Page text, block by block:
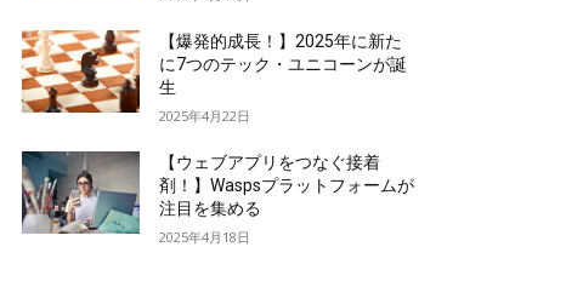
【爆発的成長！】2025年に新た
に7つのテック・ユニコーンが誕
生
2025年4月22日
【ウェブアプリをつなぐ接着
剤！】Waspsプラットフォームが
注目を集める
2025年4月18日